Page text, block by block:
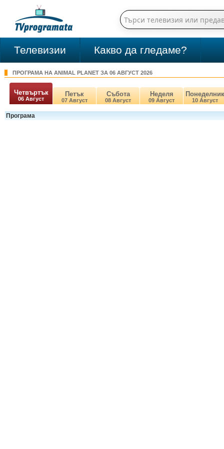
Телевизии Какво да гледаме?
ПРОГРАМА НА ANIMAL PLANET ЗА 06 АВГУСТ 2026
Четвъртък
06 Август
Петък
07 Август
Събота
08 Август
Неделя
09 Август
Понеделник
10 Август
Програма